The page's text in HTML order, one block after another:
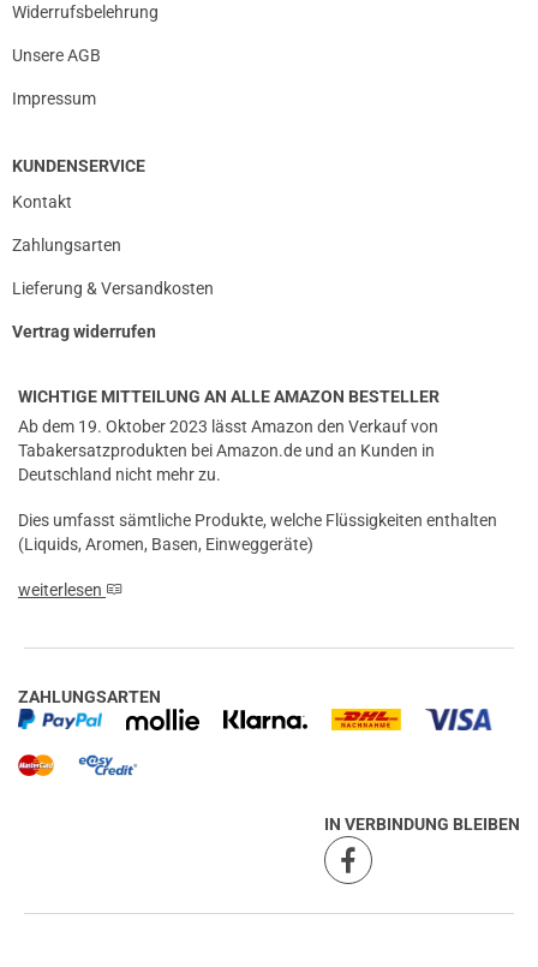
Widerrufsbelehrung
Unsere AGB
Impressum
KUNDENSERVICE
Kontakt
Zahlungsarten
Lieferung & Versandkosten
Vertrag widerrufen
WICHTIGE MITTEILUNG AN ALLE AMAZON BESTELLER
Ab dem 19. Oktober 2023 lässt Amazon den Verkauf von
Tabakersatzprodukten bei Amazon.de und an Kunden in
Deutschland nicht mehr zu.
Dies umfasst sämtliche Produkte, welche Flüssigkeiten enthalten
(Liquids, Aromen, Basen, Einweggeräte)
weiterlesen
ZAHLUNGSARTEN
IN VERBINDUNG BLEIBEN